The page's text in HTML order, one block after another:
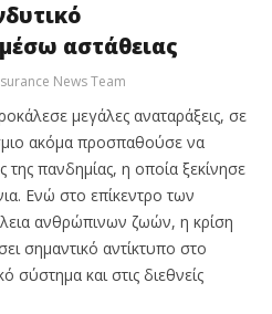
αστάθειας
News Team
μεγάλες αναταράξεις, σε
ακόμα προσπαθούσε να
της πανδημίας, η οποία ξεκίνησε
Ενώ στο επίκεντρο των
ανθρώπινων ζωών, η κρίση
σημαντικό αντίκτυπο στο
σύστημα και στις διεθνείς